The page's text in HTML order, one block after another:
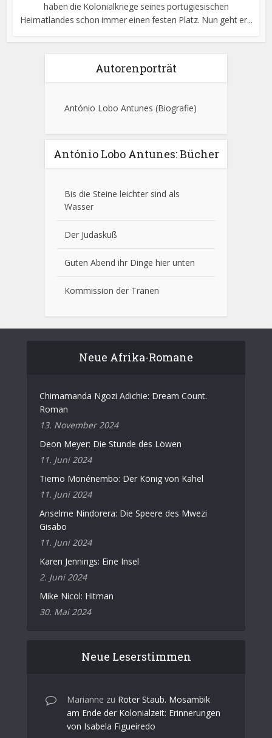
haben die Kolonialkriege seines portugiesischen
Heimatlandes schon immer einen festen Platz. Nun geht er...
Autorenporträt
António Lobo Antunes (Biografie)
António Lobo Antunes: Bücher
Bis die Steine leichter sind als
Wasser
Der Judaskuß
Guten Abend ihr Dinge hier unten
Kommission der Tränen
Neue Afrika-Romane
Chimamanda Ngozi Adichie: Dream Count.
Roman
13. November 2024
Deon Meyer: Die Stunde des Löwen
11. Juni 2024
Tierno Monénembo: Der König von Kahel
11. Juni 2024
Anselme Nindorera: Die Speere des Mwezi
Gisabo
11. Juni 2024
Karen Jennings: Eine Insel
2. Juni 2024
Mike Nicol: Hitman
30. Mai 2024
Neue Leserstimmen
Marianne zu Roter Staub. Mosambik
am Ende der Kolonialzeit: Erinnerungen
von Isabela Figueiredo